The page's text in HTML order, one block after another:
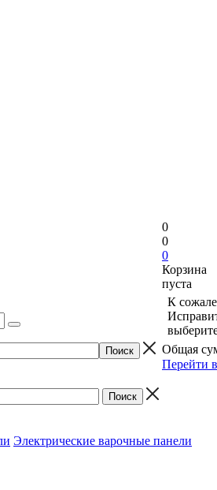
0
0
0
Корзина
пуста
К
Общая
Перейти
Электрические варочные панели